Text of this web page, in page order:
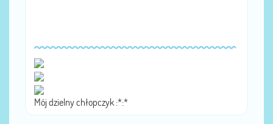
Mój dzielny chłopczyk :*:*